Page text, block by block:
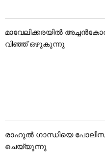
മാവേലിക്കരയിൽ
വിഞ്ഞ് ഒഴുകുന്നു
രാഹുൽ ഗാന്ധിയെ പോലീസ്
ചെയ്യുന്നു